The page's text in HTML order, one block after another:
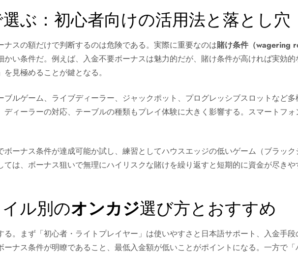
ぶ：初心者向けの活用法と落とし穴
スの額だけで判断するのは危険である。実際に重要なのは賭け条件（wagering
い条件だ。例えば、入金不要ボーナスは魅力的だが、賭け条件が高ければ実効
見極めることが鍵となる。
ルゲーム、ライブディーラー、ジャックポット、プログレッシブスロットなど
ィーラーの対応、テーブルの種類もプレイ体験に大きく影響する。スマートフ
ーナス条件が達成可能か試し、練習としてハウスエッジの低いゲーム（ブラッ
は、ボーナス狙いで無理にハイリスクな賭けを繰り返すと短期的に資金が尽きや
ル別のオンカジ選び方とおすすめ
。まず「初心者・ライトプレイヤー」は使いやすさと日本語サポート、入金手
ナス条件が明瞭であること、最低入金額が低いことがポイントになる。一方で